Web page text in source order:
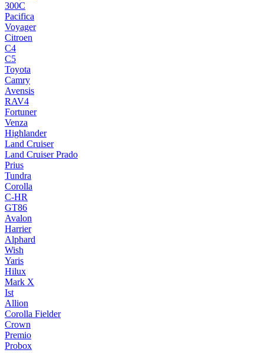
300C
Pacifica
Voyager
Citroen
C4
C5
Toyota
Camry
Avensis
RAV4
Fortuner
Venza
Highlander
Land Cruiser
Land Cruiser Prado
Prius
Tundra
Corolla
C-HR
GT86
Avalon
Harrier
Alphard
Wish
Yaris
Hilux
Mark X
Ist
Allion
Corolla Fielder
Crown
Premio
Probox